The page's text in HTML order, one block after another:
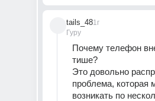
tails_48
Гуру
1г
Почему телефон
тише?
Это довольно
проблема, которая
возникать по